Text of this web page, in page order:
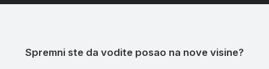
Spremni ste da vodite posao na nove visine?